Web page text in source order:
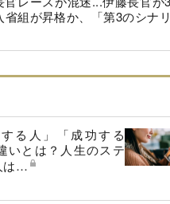
省組が昇格か、「第3のシナ
る人」「成功する
いとは？人生のステ
は…